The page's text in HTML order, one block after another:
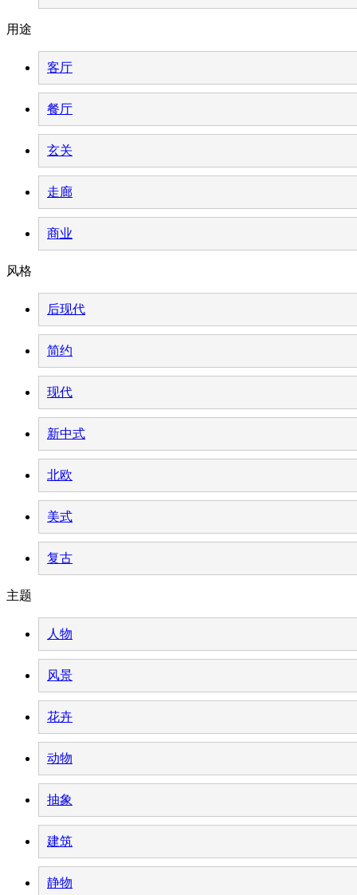
用途
客厅
餐厅
玄关
走廊
商业
风格
后现代
简约
现代
新中式
北欧
美式
复古
主题
人物
风景
花卉
动物
抽象
建筑
静物